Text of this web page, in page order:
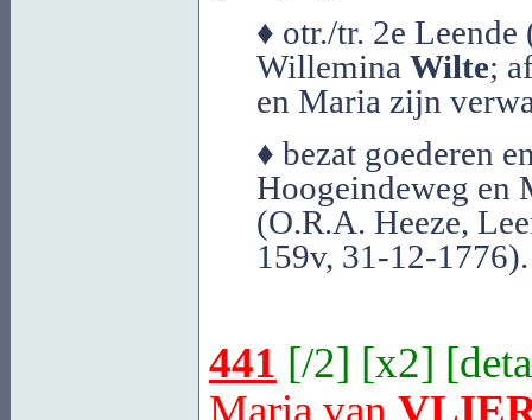
♦ otr./tr. 2e
Willemina Wilte;
en Maria zijn
♦ bezat goederen
Hoogeindeweg en
(O.R.A. Heeze,
159v, 31-12-1776).
441 [/2] [x2] [
Maria van